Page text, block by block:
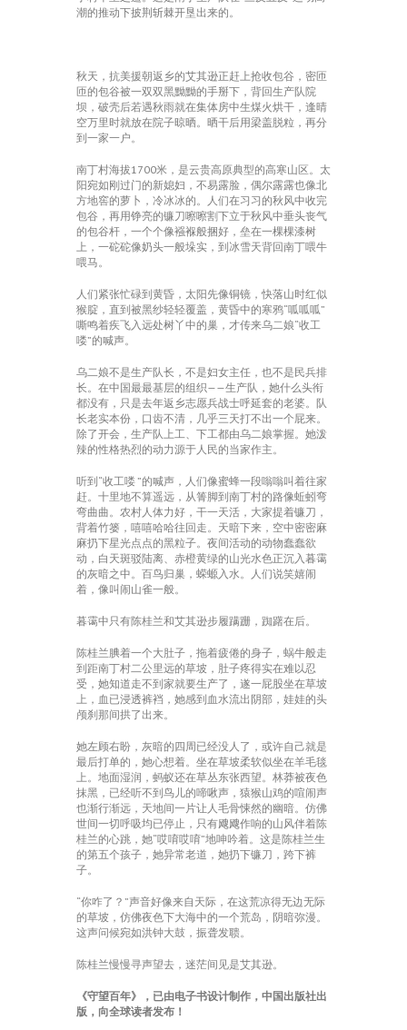
潮的推动下披荆斩棘开垦出来的。
秋天，抗美援朝返乡的艾其逊正赶上抢收包谷，密匝
匝的包谷被一双双黑黝黝的手掰下，背回生产队院
坝，破壳后若遇秋雨就在集体房中生煤火烘干，逢晴
空万里时就放在院子晾晒。晒干后用梁盖脱粒，再分
到一家一户。
南丁村海拔1700米，是云贵高原典型的高寒山区。太
阳宛如刚过门的新媳妇，不易露脸，偶尔露露也像北
方地窖的萝卜，冷冰冰的。人们在习习的秋风中收完
包谷，再用铮亮的镰刀嚓嚓割下立于秋风中垂头丧气
的包谷杆，一个个像襁褓般捆好，垒在一棵棵漆树
上，一砣砣像奶头一般垛实，到冰雪天背回南丁喂牛
喂马。
人们紧张忙碌到黄昏，太阳先像铜镜，快落山时红似
猴腚，直到被黑纱轻轻覆盖，黄昏中的寒鸦“呱呱呱”
嘶鸣着疾飞入远处树丫中的巢，才传来乌二娘“收工
喽”的喊声。
乌二娘不是生产队长，不是妇女主任，也不是民兵排
长。在中国最最基层的组织——生产队，她什么头衔
都没有，只是去年返乡志愿兵战士呼延套的老婆。队
长老实本份，口齿不清，几乎三天打不出一个屁来。
除了开会，生产队上工、下工都由乌二娘掌握。她泼
辣的性格热烈的动力源于人民的当家作主。
听到“收工喽 ”的喊声，人们像蜜蜂一段嗡嗡叫着往家
赶。十里地不算遥远，从箐脚到南丁村的路像蚯蚓弯
弯曲曲。农村人体力好，干一天活，大家提着镰刀，
背着竹篓，嘻嘻哈哈往回走。天暗下来，空中密密麻
麻扔下星光点点的黑粒子。夜间活动的动物蠢蠢欲
动，白天斑驳陆离、赤橙黄绿的山光水色正沉入暮霭
的灰暗之中。百鸟归巢，蝾螈入水。人们说笑嬉闹
着，像叫闹山雀一般。
暮霭中只有陈桂兰和艾其逊步履蹒跚，踟躇在后。
陈桂兰腆着一个大肚子，拖着疲倦的身子，蜗牛般走
到距南丁村二公里远的草坡，肚子疼得实在难以忍
受，她知道走不到家就要生产了，遂一屁股坐在草坡
上，血已浸透裤裆，她感到血水流出阴部，娃娃的头
颅刹那间拱了出来。
她左顾右盼，灰暗的四周已经没人了，或许自己就是
最后打单的，她心想着。坐在草坡柔软似坐在羊毛毯
上。地面湿润，蚂蚁还在草丛东张西望。林莽被夜色
抹黑，已经听不到鸟儿的啼啾声，猿猴山鸡的喧闹声
也渐行渐远，天地间一片让人毛骨悚然的幽暗。仿佛
世间一切呼吸均已停止，只有飕飕作响的山风伴着陈
桂兰的心跳，她“哎唷哎唷”地呻吟着。这是陈桂兰生
的第五个孩子，她异常老道，她扔下镰刀，跨下裤
子。
“你咋了？”声音好像来自天际，在这荒凉得无边无际
的草坡，仿佛夜色下大海中的一个荒岛，阴暗弥漫。
这声问候宛如洪钟大鼓，振聋发聩。
陈桂兰慢慢寻声望去，迷茫间见是艾其逊。
《守望百年》，已由电子书设计制作，中国出版社出
版，向全球读者发布！